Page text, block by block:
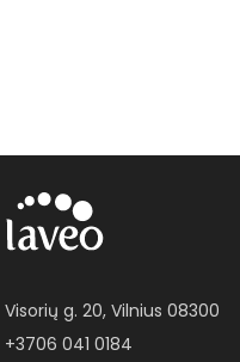
Visorių g. 20, Vilnius 08300
+3706 041 0184